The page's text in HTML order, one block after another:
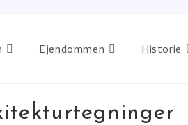
Ejendommen Historie